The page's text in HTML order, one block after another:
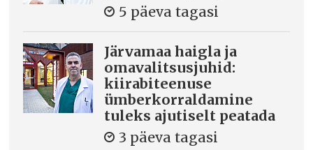
5 päeva tagasi
Järvamaa haigla ja
omavalitsusjuhid:
kiirabiteenuse
ümberkorraldamine
tuleks ajutiselt peatada
3 päeva tagasi